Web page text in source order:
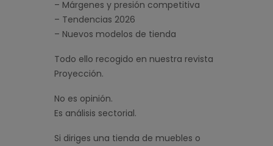
– Márgenes y presión competitiva
– Tendencias 2026
– Nuevos modelos de tienda
Todo ello recogido en nuestra revista
Proyección.
No es opinión.
Es análisis sectorial.
Si diriges una tienda de muebles o